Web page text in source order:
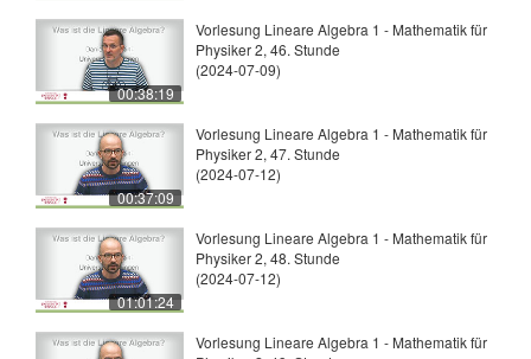
00:38:19
Vorlesung Lineare Algebra 1 - Mathematik für
Physiker 2, 46. Stunde
(2024-07-09)
00:37:09
Vorlesung Lineare Algebra 1 - Mathematik für
Physiker 2, 47. Stunde
(2024-07-12)
01:01:24
Vorlesung Lineare Algebra 1 - Mathematik für
Physiker 2, 48. Stunde
(2024-07-12)
Vorlesung Lineare Algebra 1 - Mathematik für